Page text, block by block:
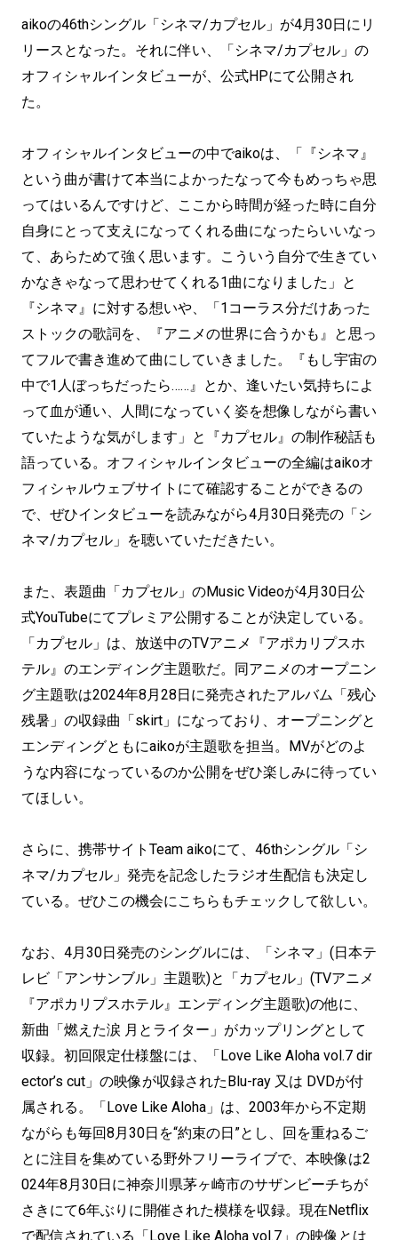
aikoの46thシングル「シネマ/カプセル」が4月30日にリ
リースとなった。それに伴い、「シネマ/カプセル」の
オフィシャルインタビューが、公式HPにて公開され
た。
オフィシャルインタビューの中でaikoは、「『シネマ』
という曲が書けて本当によかったなって今もめっちゃ思
ってはいるんですけど、ここから時間が経った時に自分
自身にとって支えになってくれる曲になったらいいなっ
て、あらためて強く思います。こういう自分で生きてい
かなきゃなって思わせてくれる1曲になりました」と
『シネマ』に対する想いや、「1コーラス分だけあった
ストックの歌詞を、『アニメの世界に合うかも』と思っ
てフルで書き進めて曲にしていきました。『もし宇宙の
中で1人ぼっちだったら……』とか、逢いたい気持ちによ
って血が通い、人間になっていく姿を想像しながら書い
ていたような気がします」と『カプセル』の制作秘話も
語っている。オフィシャルインタビューの全編はaikoオ
フィシャルウェブサイトにて確認することができるの
で、ぜひインタビューを読みながら4月30日発売の「シ
ネマ/カプセル」を聴いていただきたい。
また、表題曲「カプセル」のMusic Videoが4月30日公
式YouTubeにてプレミア公開することが決定している。
「カプセル」は、放送中のTVアニメ『アポカリプスホ
テル』のエンディング主題歌だ。同アニメのオープニン
グ主題歌は2024年8月28日に発売されたアルバム「残心
残暑」の収録曲「skirt」になっており、オープニングと
エンディングともにaikoが主題歌を担当。MVがどのよ
うな内容になっているのか公開をぜひ楽しみに待ってい
てほしい。
さらに、携帯サイトTeam aikoにて、46thシングル「シ
ネマ/カプセル」発売を記念したラジオ生配信も決定し
ている。ぜひこの機会にこちらもチェックして欲しい。
なお、4月30日発売のシングルには、「シネマ」(日本テ
レビ「アンサンブル」主題歌)と「カプセル」(TVアニメ
『アポカリプスホテル』エンディング主題歌)の他に、
新曲「燃えた涙 月とライター」がカップリングとして
収録。初回限定仕様盤には、「Love Like Aloha vol.7 dir
ector’s cut」の映像が収録されたBlu-ray 又は DVDが付
属される。「Love Like Aloha」は、2003年から不定期
ながらも毎回8月30日を“約束の日”とし、回を重ねるご
とに注目を集めている野外フリーライブで、本映像は2
024年8月30日に神奈川県茅ヶ崎市のサザンビーチちが
さきにて6年ぶりに開催された模様を収録。現在Netflix
で配信されている「Love Like Aloha vol.7」の映像とは